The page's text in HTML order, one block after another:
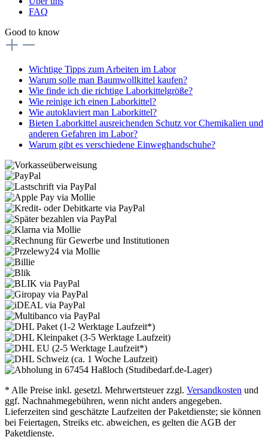
FAQ
Good to know
Wichtige Tipps zum Arbeiten im Labor
Warum solle man Baumwollkittel kaufen?
Wie finde ich die richtige Laborkittelgröße?
Wie reinige ich einen Laborkittel?
Wie autoklaviert man Laborkittel?
Bieten Laborkittel ausreichenden Schutz vor Chemikalien und
anderen Gefahren im Labor?
Warum gibt es verschiedene Einweghandschuhe?
* Alle Preise inkl. gesetzl. Mehrwertsteuer zzgl. Versandkosten und
ggf. Nachnahmegebühren, wenn nicht anders angegeben.
Lieferzeiten sind geschätzte Laufzeiten der Paketdienste; sie können
bei Feiertagen, Streiks etc. abweichen, es gelten die AGB der
Paketdienste.